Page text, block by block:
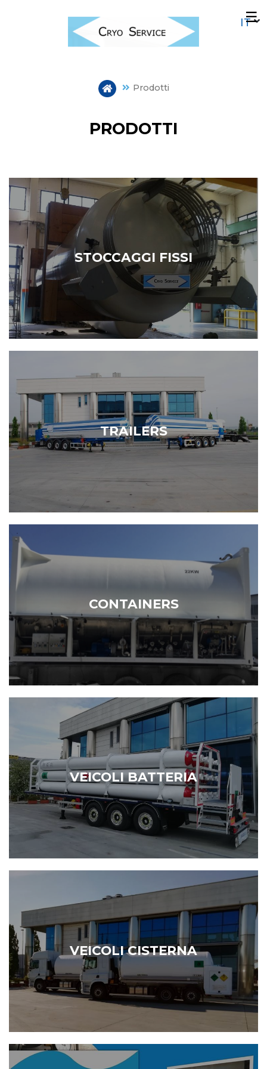
☰
STOCCAGGI FISSI
TRAILERS
CONTAINERS
VEICOLI BATTERIA
CRYO FLOW
VAPORIZZATORI
Prodotti
PRODOTTI
STOCCAGGI FISSI
TRAILERS
CONTAINERS
VEICOLI BATTERIA
VEICOLI CISTERNA